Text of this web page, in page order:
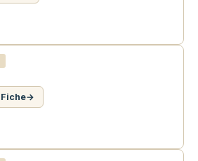
Fiche→